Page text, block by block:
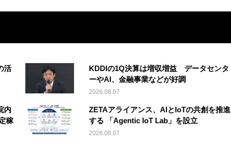
活
KDDIの1Q決算は増収増益 データセンタ
ーやAI、金融事業などが好調
2026.08.07
内
稼
ZETAアライアンス、AIとIoTの共創を推進
する 「Agentic IoT Lab」を設立
2026.08.07